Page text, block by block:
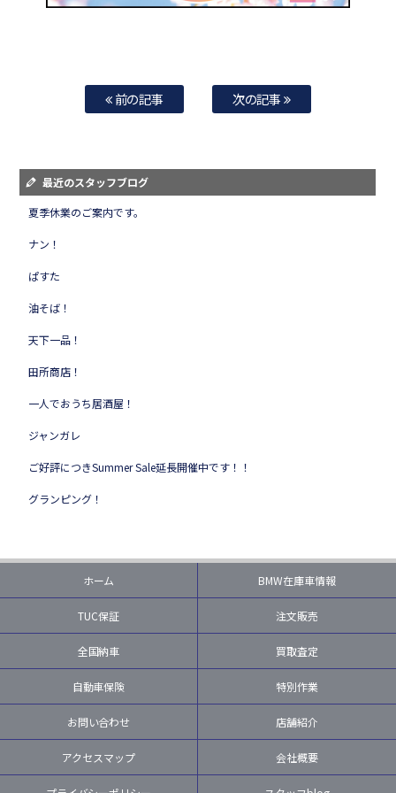
前の記事 次の記事
最近のスタッフブログ
夏季休業のご案内です。
ナン！
ぱすた
油そば！
天下一品！
田所商店！
一人でおうち居酒屋！
ジャンガレ
ご好評につきSummer Sale延長開催中です！！
グランピング！
ホーム BMW在庫車情報
TUC保証 注文販売
全国納車 買取査定
自動車保険 特別作業
お問い合わせ 店舗紹介
アクセスマップ 会社概要